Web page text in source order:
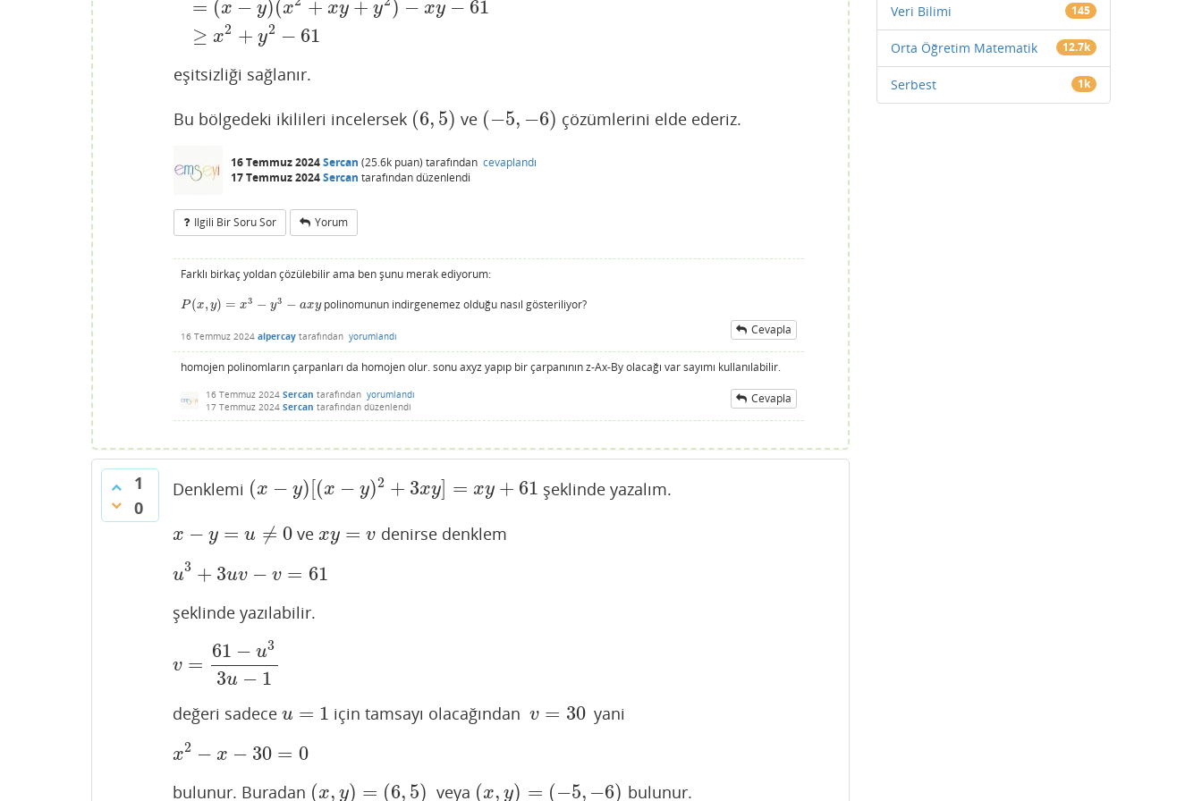
= (x − y)(x + xy + y ) − xy − 61
≥ x2 + y2 − 61
x3 −xy −y3−61=(x −y )(x2 +x y+y2 −x y−61≥ x2+
eşitsizliği sağlanır.
Bu bölgedeki ikilileri incelersek (6, 5)
(6,5 ) ve (−5, −6)
(−5,−6) çözümlerini elde ederiz.
16 Temmuz 2024Sercan (25.6k puan) tarafından cevaplandı
17 Temmuz 2024Sercan tarafındandüzenlendi
Ilgili Bir Soru Sor Yorum
Farklı birkaç yoldan çözülebilir ama ben şunu merak ediyorum:
P(x, y) = x3 − y3 − axy
P(x,y)=x3 −y 3−a xy polinomunun indirgenemez olduğu nasıl gösteriliyor?
16 Temmuz 2024 alpercay tarafından yorumlandı Cevapla
homojen polinomların çarpanları da homojen olur. sonu axyz yapıp bir çarpanının z-Ax-By olacağı var sayımı kullanılabilir.
16 Temmuz 2024 Sercan tarafından yorumlandı
17 Temmuz 2024 Sercan tarafından düzenlendi
Cevapla
1
0
Denklemi (x − y) (x − y)2 + 3xy = xy + 61
(x− y)[ x− )2+ 3x y]=x y+ 61 şeklinde yazalım.
x − y = u ≠ 0
x− y= u≠0 ve xy = v
xy= v denirse denklem
u3 + 3uv − v = 61
u 3+3u v−v= 61
şeklinde yazılabilir.
v =
61 − u3
3u − 1
v =61−u33u−1
değeri sadece u = 1
u=1 için tamsayı olacağındanv = 30
v=30 yani
x2 − x − 30 = 0
x2− x−30=0
bulunur. Buradan (x, y) = (6, 5)
(x,y =(6 ,5) veya (x, y) = (−5, −6)
(x,y )=(− 5,− 6 ) bulunur.
Veri Bilimi 145
Orta Öğretim Matematik 12.7k
Serbest 1k